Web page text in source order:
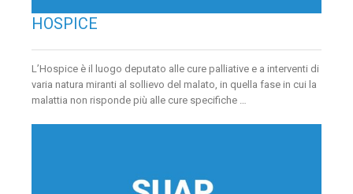
HOSPICE
L’Hospice è il luogo deputato alle cure palliative e a interventi di
varia natura miranti al sollievo del malato, in quella fase in cui la
malattia non risponde più alle cure specifiche …